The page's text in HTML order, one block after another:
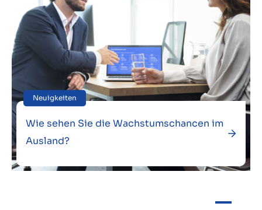
Neuigkeiten
Wie sehen Sie die Wachstumschancen im
Ausland?